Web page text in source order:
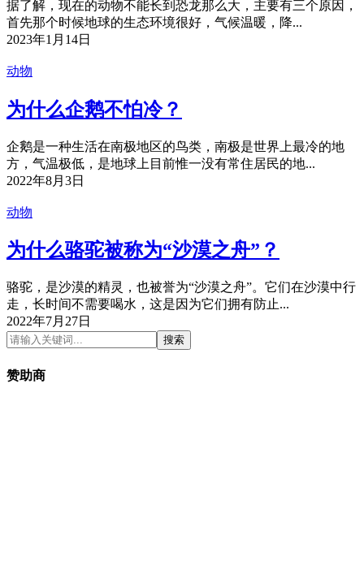
据了解，现在的动物不能长到恐龙那么大，主要有三个原因，
首先那个时候地球的生态环境很好，气候温暖，降...
2023年1月14日
动物
为什么企鹅不怕冷？
企鹅是一种生活在南极地区的鸟类，南极是世界上最冷的地
方，气温极低，是地球上目前惟一没有常住居民的地...
2022年8月3日
动物
为什么骆驼被称为“沙漠之舟”？
骆驼，是沙漠的精灵，也被誉为“沙漠之舟”。它们在沙漠中行
走，长时间不需要喝水，这是因为它们拥有防止...
2022年7月27日
搜索
赞助商